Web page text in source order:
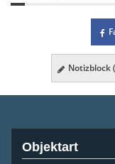
Notizblock (
Objektart